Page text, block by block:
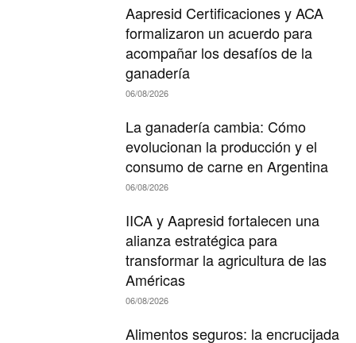
Aapresid Certificaciones y ACA
formalizaron un acuerdo para
acompañar los desafíos de la
ganadería
06/08/2026
La ganadería cambia: Cómo
evolucionan la producción y el
consumo de carne en Argentina
06/08/2026
IICA y Aapresid fortalecen una
alianza estratégica para
transformar la agricultura de las
Américas
06/08/2026
Alimentos seguros: la encrucijada